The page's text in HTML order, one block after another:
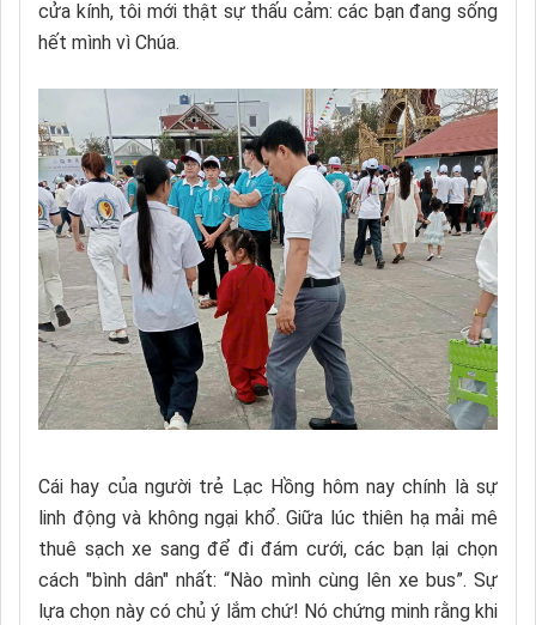
cửa kính, tôi mới thật sự thấu cảm: các bạn đang sống
hết mình vì Chúa.
Cái hay của người trẻ Lạc Hồng hôm nay chính là sự
linh động và không ngại khổ. Giữa lúc thiên hạ mải mê
thuê sạch xe sang để đi đám cưới, các bạn lại chọn
cách "bình dân" nhất: “Nào mình cùng lên xe bus”. Sự
lựa chọn này có chủ ý lắm chứ! Nó chứng minh rằng khi